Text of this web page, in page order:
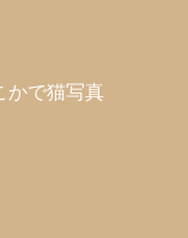
かで猫写真